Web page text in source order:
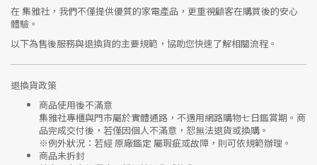
在集雅社 ，我們不僅提供優質的家電產品，更重視顧客在購買後的安心
體驗。
以下為售後服務與退換貨的主要規範，協助您快速了解相關流程。
退換貨政策
商品使用後不滿意
集雅社專櫃與門市屬於實體通路，不適用網路購物七日鑑賞期 。商
品完成交付後，若僅因個人不滿意，恕無法退貨或換購。
※例外狀況：若經 原廠鑑定 屬瑕疵或故障，則可依規範辦理。
商品未拆封